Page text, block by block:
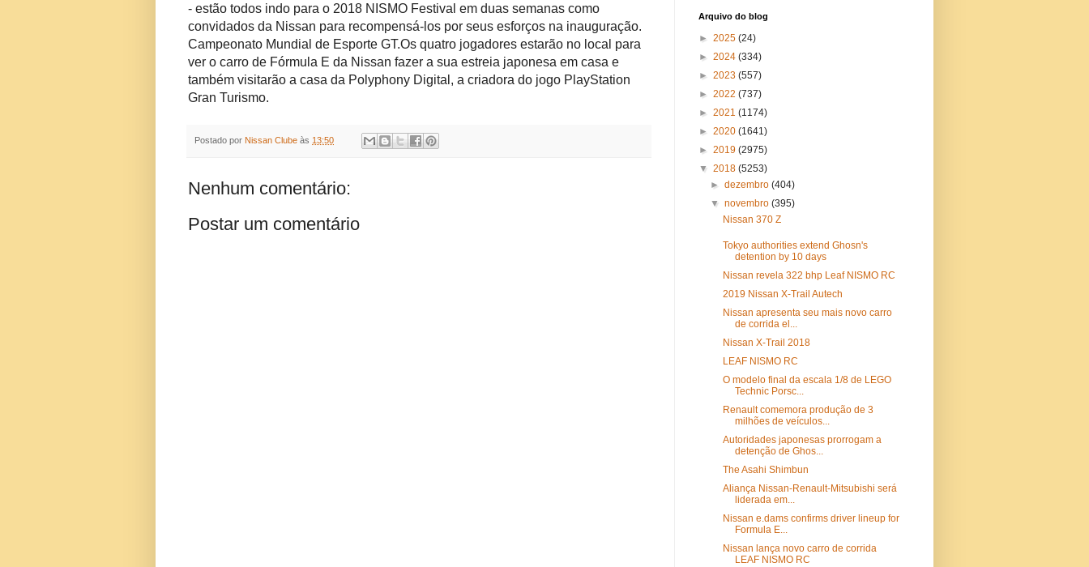
- estão todos indo para o 2018 NISMO Festival em duas semanas como
convidados da Nissan para recompensá-los por seus esforços na inauguração.
Campeonato Mundial de Esporte GT.Os quatro jogadores estarão no local para
ver o carro de Fórmula E da Nissan fazer a sua estreia japonesa em casa e
também visitarão a casa da Polyphony Digital, a criadora do jogo PlayStation
Gran Turismo.
Postado por Nissan Clube às 13:50
Nenhum comentário:
Postar um comentário
Arquivo do blog
► 2025 (24)
► 2024 (334)
► 2023 (557)
► 2022 (737)
► 2021 (1174)
► 2020 (1641)
► 2019 (2975)
▼ 2018 (5253)
►dezembro(404)
▼novembro(395)
Nissan 370 Z
Tokyo authorities extend Ghosn's
detention by 10 days
Nissan revela 322 bhp Leaf NISMO RC
2019 Nissan X-Trail Autech
Nissan apresenta seu mais novo carro
de corrida el...
Nissan X-Trail 2018
LEAF NISMO RC
O modelo final da escala 1/8 de LEGO
Technic Porsc...
Renault comemora produção de 3
milhões de veículos...
Autoridades japonesas prorrogam a
detenção de Ghos...
The Asahi Shimbun
Aliança Nissan-Renault-Mitsubishi será
liderada em...
Nissan e.dams confirms driver lineup for
Formula E...
Nissan lança novo carro de corrida
LEAF NISMO RC